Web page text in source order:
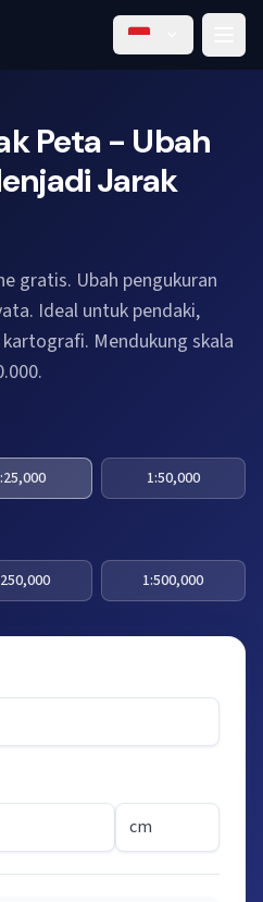
Peta - Ubah
Jarak
gratis. Ubah pengukuran
Ideal untuk pendaki,
Mendukung skala
1:50,000
1:500,000